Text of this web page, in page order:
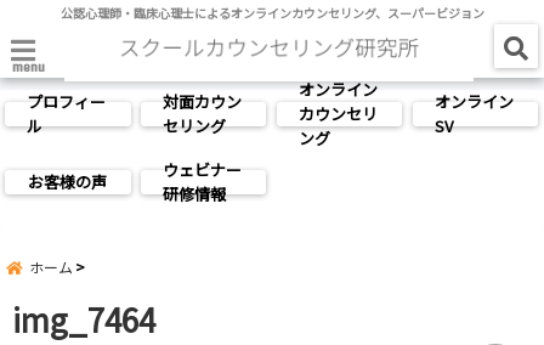
公認心理師・臨床心理士によるオンラインカウンセリング、スーパービジョン
menu
プロフィー
ル
対面カウン
セリング
オンライン
カウンセリ
ング
オンライン
SV
お客様の声
ウェビナー
研修情報
ホーム
img_7464